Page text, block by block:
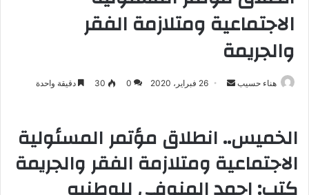
الاجتماعية ومتلازمة الفقر
والجريمة
هناء حسيب
ر
26 فبراير، 2020 0
30 دقيقة واحدة
الخميس.. انطلاق مؤتمر المسئولية
الاجتماعية ومتلازمة الفقر والجريمة